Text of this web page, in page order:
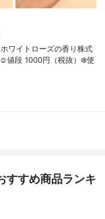
ワイトローズの香り株式
値段 1000円（税抜）❄️使
すすめ商品ランキ